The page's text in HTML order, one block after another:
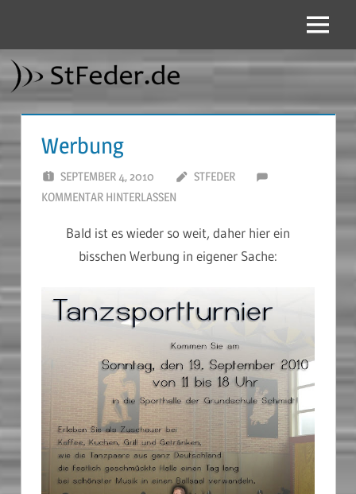
springen
Menü
Werbung
SEPTEMBER 4, 2010
STFEDER
KOMMENTAR HINTERLASSEN
Bald ist es wieder so weit, daher hier ein
bisschen Werbung in eigener Sache: